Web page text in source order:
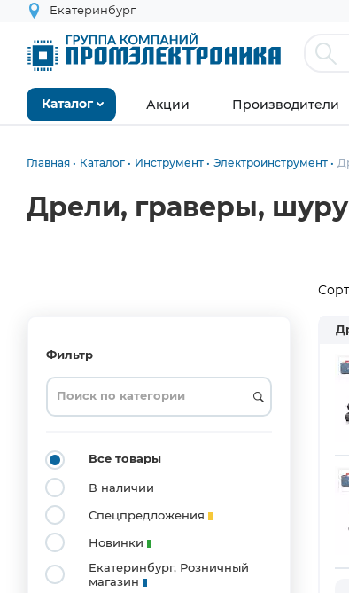
Екатеринбург
Каталог Акции Производители
Главная Каталог Инструмент Электроинструмент
Дрели, граверы,
Фильтр
Все товары
В наличии
Спецпредложения
Новинки
Екатеринбург, Розничный
магазин
Kranz(1)
Lisca (2)
No
Name
Noyafa(1)
PATRIOT(7)